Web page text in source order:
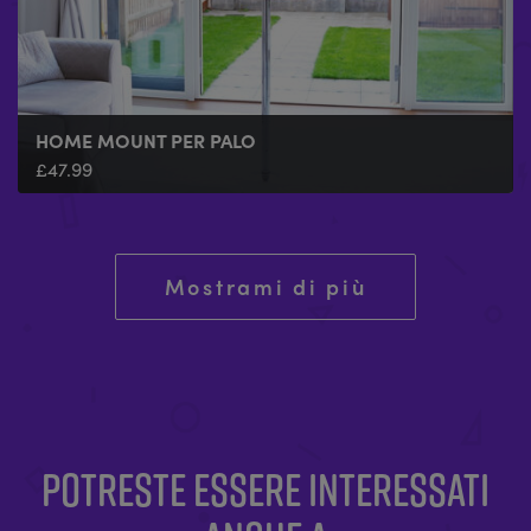
HOME MOUNT PER PALO
£47.99
Mostrami di più
POTRESTE ESSERE INTERESSATI